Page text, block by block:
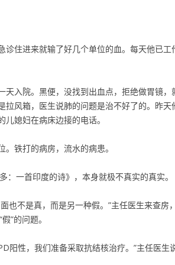
诊住进来就输了好几个单位的血。每天他已工
天入院。黑便，没找到出血点，拒绝做胃镜，
拉风箱，医生说肺的问题是治不好了的。昨天
媳妇在病床边接的电话。
铁打的病房，流水的病患。
：一首印度的诗》，本身就极不真实的真实。
也不是真，而是另一种假。”主任医生来查房
”的问题。
阳性，我们准备采取抗结核治疗。”主任医生